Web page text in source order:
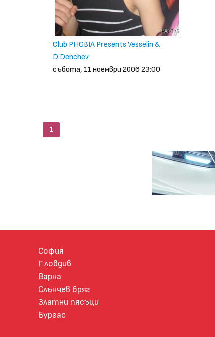
Club PHOBIA Presents Vesselin &
D.Denchev
събота, 11 ноември 2006 23:00
1
София
Пловдив
Варна
Слънчев бряг
Златни пясъци
Бургас